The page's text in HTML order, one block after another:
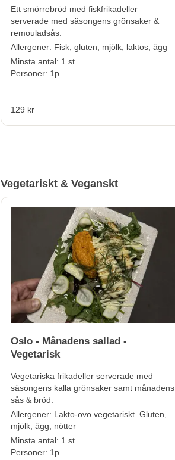
Ett smörrebröd med fiskfrikadeller
serverade med säsongens grönsaker &
remouladsås.
Allergener: Fisk, gluten, mjölk, laktos, ägg
Minsta antal: 1 st
Personer: 1p
129 kr
Vegetariskt & Veganskt
Oslo - Månadens sallad -
Vegetarisk
Vegetariska frikadeller serverade med
säsongens kalla grönsaker samt månadens
sås & bröd.
Allergener: Lakto-ovo vegetariskt Gluten,
mjölk, ägg, nötter
Minsta antal: 1 st
Personer: 1p